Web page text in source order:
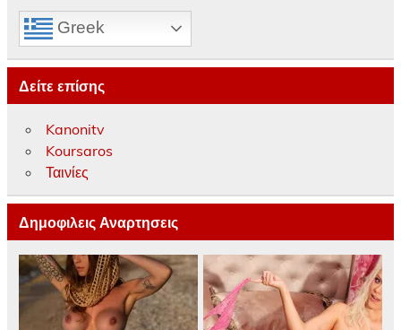
Greek
Δείτε επίσης
Kanonitv
Koursaros
Ταινίες
Δημοφιλεις Αναρτησεις